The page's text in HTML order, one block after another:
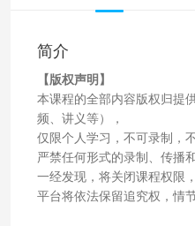
简介
【版权声明】
本课程的全部内容版权归提
频、讲义等），
仅限个人学习，不可录制，
严禁任何形式的录制、传播
一经发现，将关闭课程权限
平台将依法保留追究权，情